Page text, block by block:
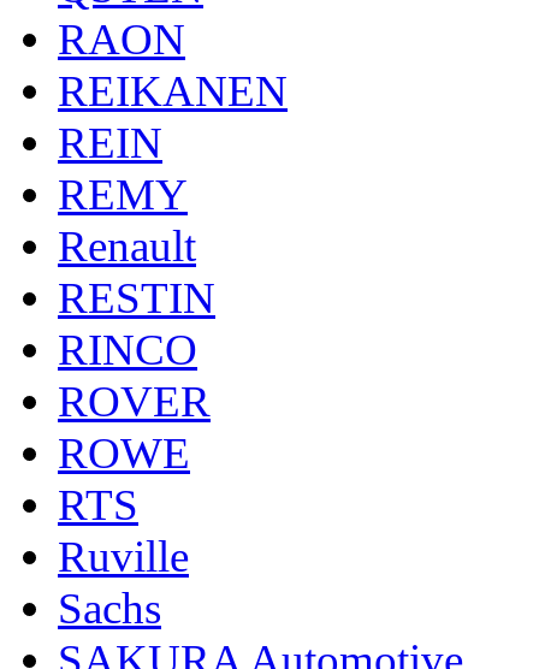
RAON
REIKANEN
REIN
REMY
Renault
RESTIN
RINCO
ROVER
ROWE
RTS
Ruville
Sachs